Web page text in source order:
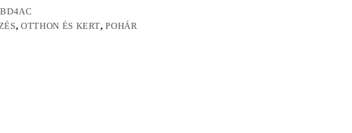
, OTTHON ÉS KERT,POHÁR